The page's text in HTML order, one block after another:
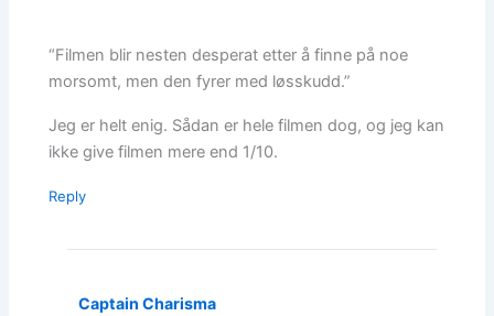
“Filmen blir nesten desperat etter å finne på noe
morsomt, men den fyrer med løsskudd.”
Jeg er helt enig. Sådan er hele filmen dog, og jeg kan
ikke give filmen mere end 1/10.
Reply
Captain Charisma